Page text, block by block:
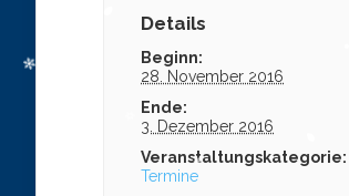
Details
Beginn:
28. November 2016
Ende:
3. Dezember 2016
Veranstaltungskategorie:
Termine